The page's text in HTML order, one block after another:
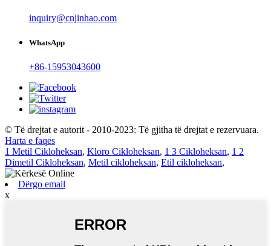
inquiry@cnjinhao.com
WhatsApp
+86-15953043600
© Të drejtat e autorit - 2010-2023: Të gjitha të drejtat e rezervuara.
Harta e faqes
1 Metil Cikloheksan, Kloro Cikloheksan, 1 3 Cikloheksan, 1 2
Dimetil Cikloheksan, Metil cikloheksan, Etil cikloheksan,
Dërgo email
x